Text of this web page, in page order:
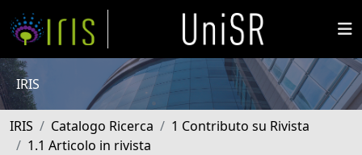
IRIS
IRIS Catalogo Ricerca
1 Contributo su Rivista
1.1 Articolo in rivista